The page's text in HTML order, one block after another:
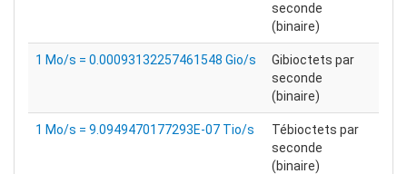
seconde
(binaire)
1 Mo/s = 0.00093132257461548 Gio/s
Gibioctets par
seconde
(binaire)
1 Mo/s = 9.0949470177293E-07 Tio/s
Tébioctets par
seconde
(binaire)